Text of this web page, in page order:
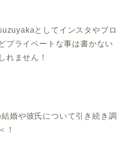
としてインスタやブロ
プライベートな事は書かない
れません！
婚や彼氏について引き続き調
！